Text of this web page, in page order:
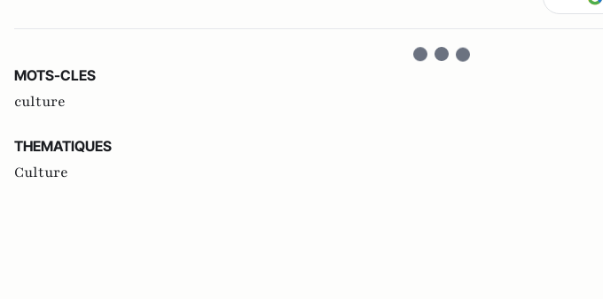
MOTS-CLES
culture
THEMATIQUES
Culture